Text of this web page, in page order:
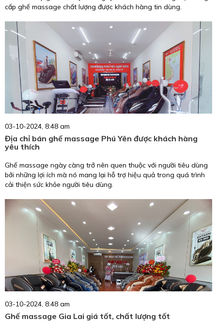
cấp ghế massage chất lượng được khách hàng tin dùng.
03-10-2024, 8:48 am
Địa chỉ bán ghế massage Phú Yên được khách hàng
yêu thích
Ghế massage ngày càng trở nên quen thuộc với người tiêu dùng
bởi những lợi ích mà nó mang lại hỗ trợ hiệu quả trong quá trình
cải thiện sức khỏe người tiêu dùng.
03-10-2024, 8:48 am
Ghế massage Gia Lai giá tốt, chất lượng tốt